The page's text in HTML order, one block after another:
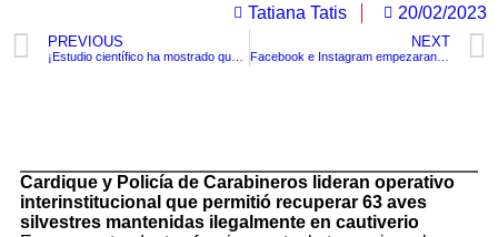
Tatiana Tatis 20/02/2023
PREVIOUS NEXT
Facebook e Instagram empezaran a hacer cobros a quienes quieran verificar sus cuentas
Cardique y Policía de Carabineros lideran operativo
interinstitucional que permitió recuperar 63 aves
silvestres mantenidas ilegalmente en cautiverio